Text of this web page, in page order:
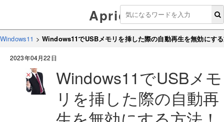
Aprico
Windows11 > Windows11でUSBメモリを挿した際の自動再生を無効にす
2023年04月22日
Windows11でUSBメモ
リを挿した際の自動再